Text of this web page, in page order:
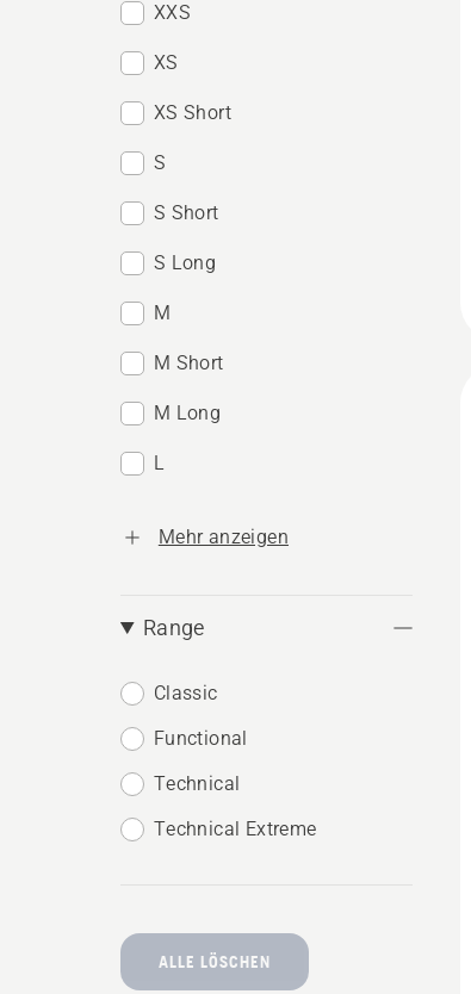
XXS
XS
XS Short
S
S Short
S Long
M
M Short
M Long
L
Mehr anzeigen
Range
Classic
Functional
Technical
Technical Extreme
ALLE LÖSCHEN